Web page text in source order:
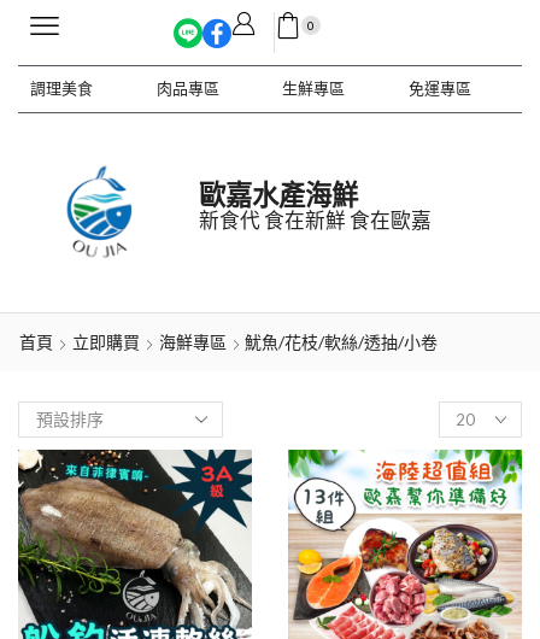
0
調理美食 肉品專區 生鮮專區 免運專區
歐嘉水產海鮮
新食代 食在新鮮 食在歐嘉
首頁 立即購買 海鮮專區 魷魚/花枝/軟絲/透抽/小卷